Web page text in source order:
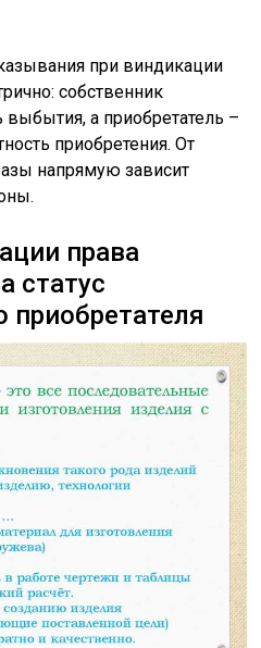
при виндикации
собственник
выбытия, а приобретатель –
приобретения. От
напрямую зависит
права
статус
приобретателя